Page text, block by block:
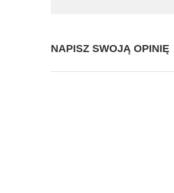
NAPISZ SWOJĄ OPINIĘ